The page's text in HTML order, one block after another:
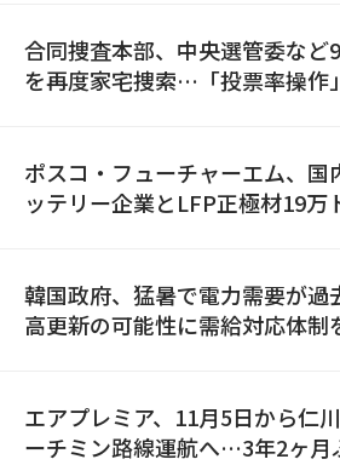
合同捜査本部、中央選管委など
を再度家宅捜索…「投票率操作
ポスコ・フューチャーエム、国
ッテリー企業とLFP正極材19万
韓国政府、猛暑で電力需要が過
高更新の可能性に需給対応体制
エアプレミア、11月5日から仁
ーチミン路線運航へ…3年2ヶ月